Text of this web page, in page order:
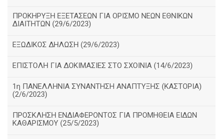
ΠΡΟΚΗΡΥΞΗ ΕΞΕΤΑΣΕΩΝ ΓΙΑ ΟΡΙΣΜΟ ΝΕΩΝ ΕΘΝΙΚΩΝ
ΔΙΑΙΤΗΤΩΝ (29/6/2023)
ΕΞΩΔΙΚΟΣ ΔΗΛΩΣΗ (29/6/2023)
ΕΠΙΣΤΟΛΗ ΓΙΑ ΔΟΚΙΜΑΣΙΕΣ ΣΤΟ ΣΧΟΙΝΙΑ (14/6/2023)
1η ΠΑΝΕΛΛΗΝΙΑ ΣΥΝΑΝΤΗΣΗ ΑΝΑΠΤΥΞΗΣ (ΚΑΣΤΟΡΙΑ)
(2/6/2023)
ΠΡΟΣΚΛΗΣΗ ΕΝΔΙΑΦΕΡΟΝΤΟΣ ΓΙΑ ΠΡΟΜΗΘΕΙΑ ΕΙΔΩΝ
ΚΑΘΑΡΙΣΜΟΥ (25/5/2023)